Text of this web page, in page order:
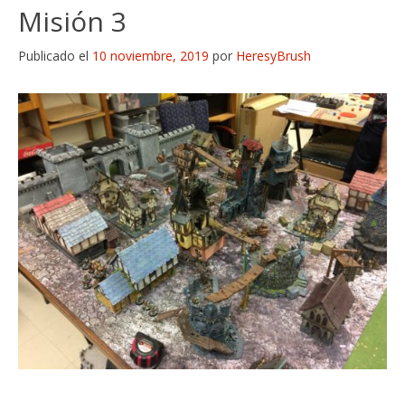
Misión 3
Publicado el 10 noviembre, 2019 por HeresyBrush